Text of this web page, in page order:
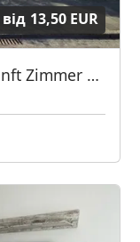
від 13,50 EUR
Neumünster Monteur Unterkunft Zimmer & Wohnungen